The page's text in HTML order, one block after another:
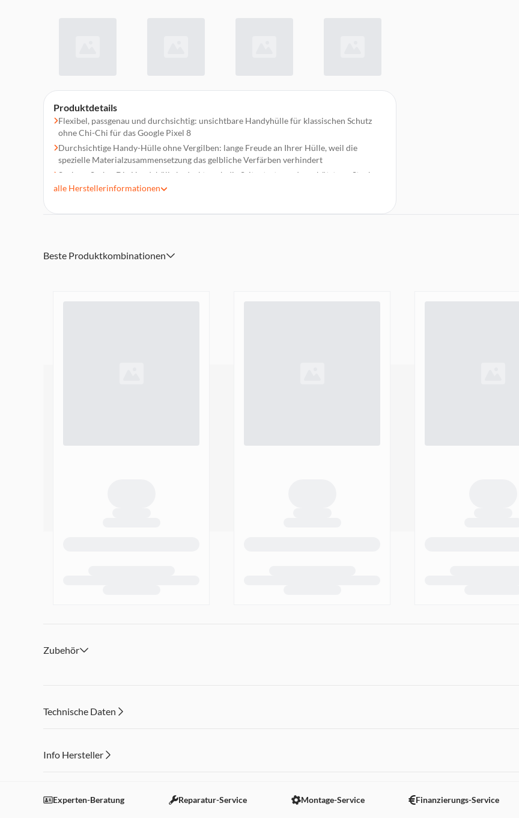
Produktdetails
Flexibel, passgenau und durchsichtig: unsichtbare Handyhülle für klassischen Schutz
ohne Chi-Chi für das Google Pixel 8
Durchsichtige Handy-Hülle ohne Vergilben: lange Freude an Ihrer Hülle, weil die
spezielle Materialzusammensetzung das gelbliche Verfärben verhindert
Saubere Sache: Die Handyhülle bedeckt auch die Seitentasten – das schützt vor Staub
und ermöglicht einen perfekten Druckpunkt
frei bleiben soll, z.B Lautsprecher und Ladebuchse
Einfach sorglos hinlegen: Die erhöhten Kanten der Handy-Hülle bieten Schutz für die
alle Herstellerinformationen
Beste Produktkombinationen
Zubehör
Technische Daten
Info Hersteller
Einstellungen anpassen
Experten-Beratung Reparatur-Service Montage-Service Finanzierungs-Service